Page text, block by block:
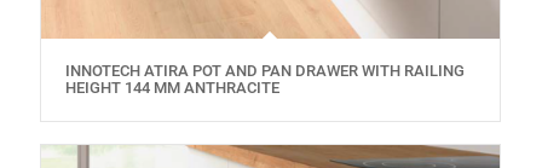
INNOTECH ATIRA POT AND PAN DRAWER WITH RAILING
HEIGHT 144 MM ANTHRACITE